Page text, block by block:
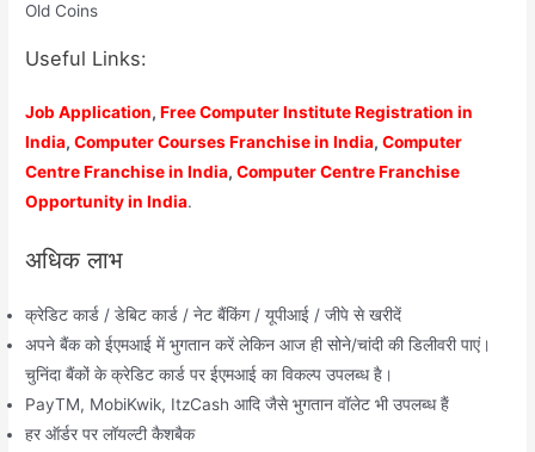
Old Coins
Useful Links:
Job Application,Free Computer Institute Registration in
India,Computer Courses Franchise in India,Computer
Centre Franchise in India,Computer Centre Franchise
Opportunity in India.
अधिक लाभ
क्रेडिट कार्ड / डेबिट कार्ड / नेट बैंकिंग / यूपीआई / जीपे से खरीदें
अपने बैंक को ईएमआई में भुगतान करें लेकिन आज ही सोने/चांदी की डिलीवरी पाएं।
चुनिंदा बैंकों के क्रेडिट कार्ड पर ईएमआई का विकल्प उपलब्ध है।
PayTM, MobiKwik, ItzCash आदि जैसे भुगतान वॉलेट भी उपलब्ध हैं
हर ऑर्डर पर लॉयल्टी कैशबैक